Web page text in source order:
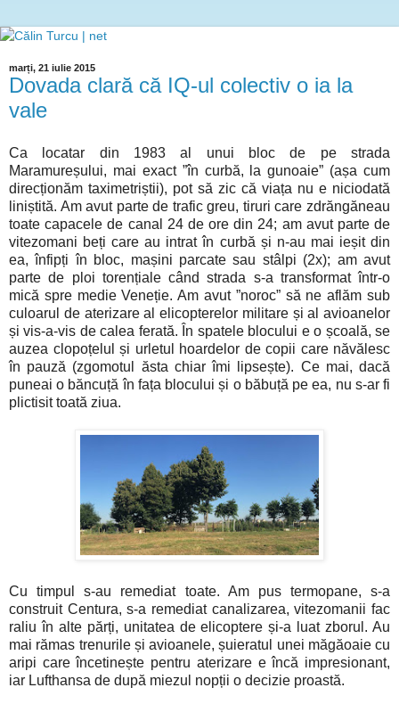
marți, 21 iulie 2015
Dovada clară că IQ-ul colectiv o ia la
vale
Ca locatar din 1983 al unui bloc de pe strada
Maramureșului, mai exact ”în curbă, la gunoaie” (așa cum
direcționăm taximetriștii), pot să zic că viața nu e niciodată
liniștită. Am avut parte de trafic greu, tiruri care zdrăngăneau
toate capacele de canal 24 de ore din 24; am avut parte de
vitezomani beți care au intrat în curbă și n-au mai ieșit din
ea, înfipți în bloc, mașini parcate sau stâlpi (2x); am avut
parte de ploi torențiale când strada s-a transformat într-o
mică spre medie Veneție. Am avut ”noroc” să ne aflăm sub
culoarul de aterizare al elicopterelor militare și al avioanelor
și vis-a-vis de calea ferată. În spatele blocului e o școală, se
auzea clopoțelul și urletul hoardelor de copii care năvălesc
în pauză (zgomotul ăsta chiar îmi lipsește). Ce mai, dacă
puneai o băncuță în fața blocului și o băbuță pe ea, nu s-ar fi
plictisit toată ziua.
Cu timpul s-au remediat toate. Am pus termopane, s-a
construit Centura, s-a remediat canalizarea, vitezomanii fac
raliu în alte părți, unitatea de elicoptere și-a luat zborul. Au
mai rămas trenurile și avioanele, șuieratul unei măgăoaie cu
aripi care încetinește pentru aterizare e încă impresionant,
iar Lufthansa de după miezul nopții o decizie proastă.